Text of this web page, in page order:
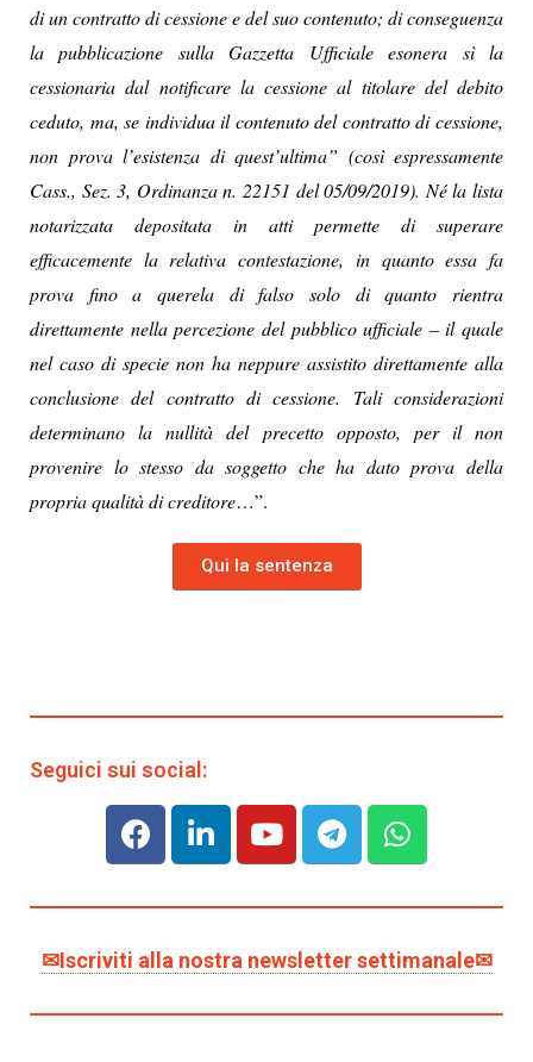
di un contratto di cessione e del suo contenuto; di conseguenza
la pubblicazione sulla Gazzetta Ufficiale esonera sì la
cessionaria dal notificare la cessione al titolare del debito
ceduto, ma, se individua il contenuto del contratto di cessione,
non prova l’esistenza di quest’ultima” (così espressamente
Cass., Sez. 3, Ordinanza n. 22151 del 05/09/2019). Né la lista
notarizzata depositata in atti permette di superare
efficacemente la relativa contestazione, in quanto essa fa
prova fino a querela di falso solo di quanto rientra
direttamente nella percezione del pubblico ufficiale – il quale
nel caso di specie non ha neppure assistito direttamente alla
conclusione del contratto di cessione. Tali considerazioni
determinano la nullità del precetto opposto, per il non
provenire lo stesso da soggetto che ha dato prova della
propria qualità di creditore…”.
Qui la sentenza
Seguici sui social:
✉Iscriviti alla nostra newsletter settimanale✉